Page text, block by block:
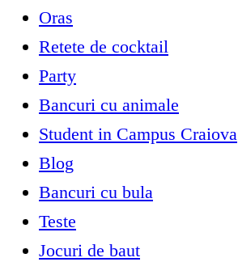
Oras
Retete de cocktail
Party
Bancuri cu animale
Student in Campus Craiova
Blog
Bancuri cu bula
Teste
Jocuri de baut